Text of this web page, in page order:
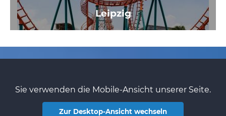
Leipzig
Sie verwenden die Mobile-Ansicht unserer Seite.
Zur Desktop-Ansicht wechseln